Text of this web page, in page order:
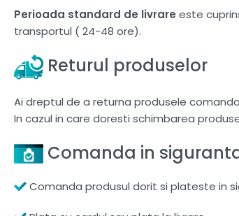
Perioada standard de livrare este
transportul ( 24-48 ore).
Returul produselor
Ai dreptul de a returna produsele
In cazul in care doresti schimbarea
Comanda in
Comanda produsul dorit si plateste in